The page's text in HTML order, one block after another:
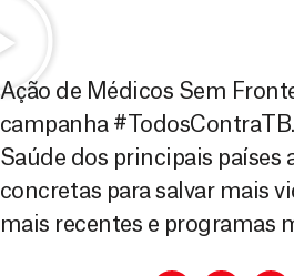
Ação de Médicos Sem
campanha
Saúde dos principais países
concretas para salvar mais
mais recentes e programas